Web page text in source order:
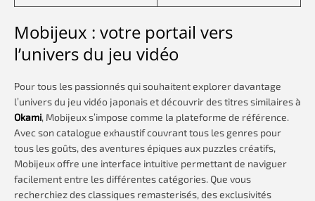
Mobijeux : votre portail vers
l’univers du jeu vidéo
Pour tous les passionnés qui souhaitent explorer davantage
l’univers du jeu vidéo japonais et découvrir des titres similaires à
Okami, Mobijeux s’impose comme la plateforme de référence.
Avec son catalogue exhaustif couvrant tous les genres pour
tous les goûts, des aventures épiques aux puzzles créatifs,
Mobijeux offre une interface intuitive permettant de naviguer
facilement entre les différentes catégories. Que vous
recherchiez des classiques remasterisés, des exclusivités